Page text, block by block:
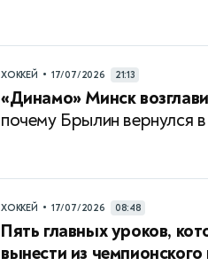
ХОККЕЙ • 17/07/2026 21:13
«Динамо» Минск
почему Брылин вернулся
ХОККЕЙ • 17/07/2026 08:48
Пять главных уроков,
вынести из